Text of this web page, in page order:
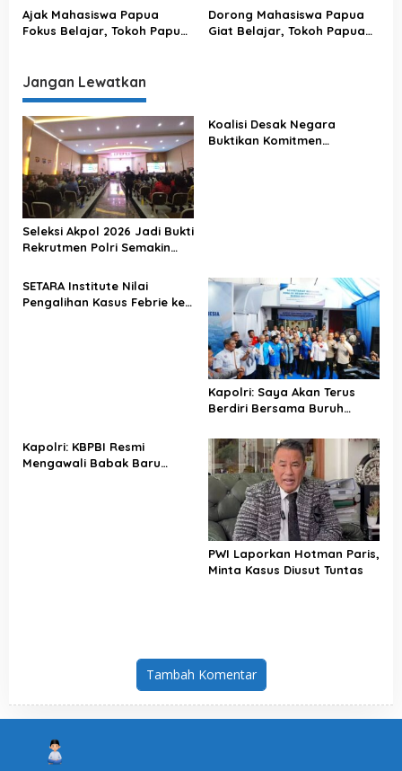
Onar, Demi Masa Depan
Lulus SIP 51
Ajak Mahasiswa Papua
Fokus Belajar, Tokoh Papua
Raih Prestasi
Dorong Mahasiswa Papua
Giat Belajar, Tokoh Papua
Jangan Lewatkan
Seleksi Akpol 2026 Jadi Bukti
Rekrutmen Polri Semakin
Koalisi Desak Negara
Buktikan Komitmen
SETARA Institute Nilai
Pengalihan Kasus Febrie ke
Kapolri: Saya Akan Terus
Berdiri Bersama Buruh
Kapolri: KBPBI Resmi
Mengawali Babak Baru
PWI Laporkan Hotman Paris,
Minta Kasus Diusut Tuntas
Tambah Komentar